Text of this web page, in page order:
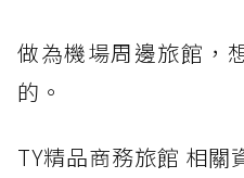
做為機場周邊旅館，
的。
TY精品商務旅館 相關